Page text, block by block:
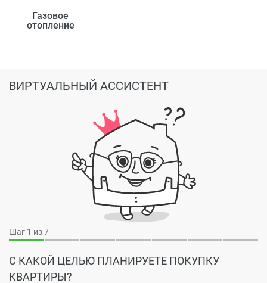
Газовое
отопление
Шаг 1 из 7
С КАКОЙ ЦЕЛЬЮ ПЛАНИРУЕТЕ ПОКУПКУ
КВАРТИРЫ?
ВИРТУАЛЬНЫЙ АССИСТЕНТ